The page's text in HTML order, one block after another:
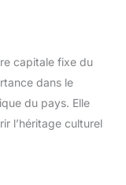
capitale fixe du
dans le
du pays. Elle
l’héritage culturel